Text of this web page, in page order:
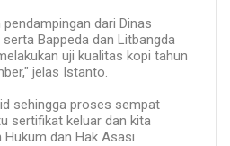
dari Dinas
Bappeda dan Litbangda
uji kualitas kopi tahun
jelas Istanto.
sehingga proses sempat
sertifikat keluar dan kita
dan Hak Asasi